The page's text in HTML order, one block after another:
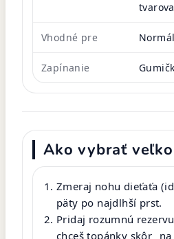
Vhodné pre
Zapínanie
Ako vybrať
Zmeraj nohu dieťaťa
päty po najdlhší prst.
Pridaj rozumnú
chceš topánky skôr